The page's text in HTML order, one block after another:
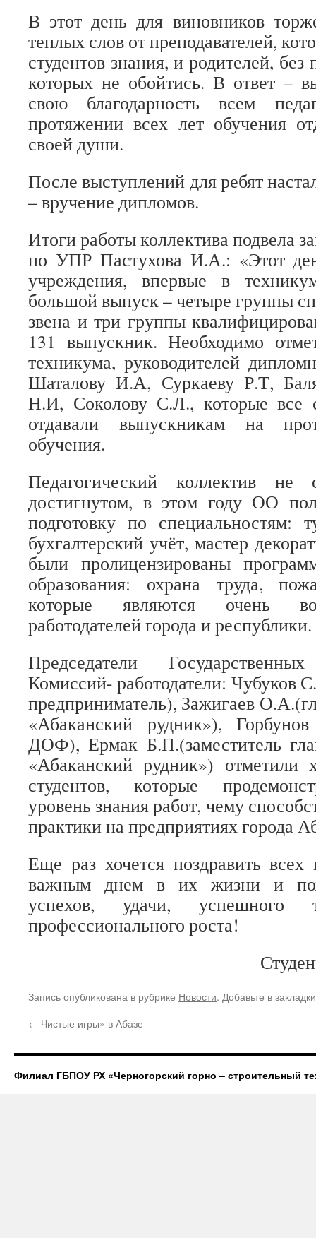
В этот день для виновников
теплых слов от преподавателей,
студентов знания, и родителей,
которых не обойтись. В ответ –
свою благодарность всем
протяжении всех лет обучения
своей души.
После выступлений для ребят
– вручение дипломов.
Итоги работы коллектива подвела
по УПР Пастухова И.А.: «Этот
учреждения, впервые в
большой выпуск – четыре группы
звена и три группы
131 выпускник. Необходимо
техникума, руководителей
Шаталову И.А, Суркаеву Р.Т,
Н.И, Соколову С.Л., которые все
отдавали выпускникам на
обучения.
Педагогический коллектив не
достигнутом, в этом году ОО
подготовку по специальностям:
бухгалтерский учёт, мастер
были пролицензированы
образования: охрана труда,
которые являются очень
работодателей города и республики.
Председатели
Комиссий- работодатели: Чубуков
предприниматель), Зажигаев
«Абаканский рудник»),
ДОФ), Ермак Б.П.(заместитель
«Абаканский рудник») отметили
студентов, которые
уровень знания работ, чему
практики на предприятиях города
Еще раз хочется поздравить
важным днем в их жизни и
успехов, удачи, успешного
профессионального роста!
Запись опубликована в рубрике Новости. Добавьте в
← Чистые игры» в Абазе
Филиал ГБПОУ РХ «Черногорский горно – строительный